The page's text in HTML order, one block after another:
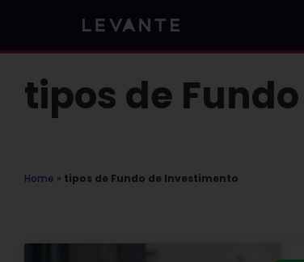
tipos de
Home » tipos de Fundo de Investimento